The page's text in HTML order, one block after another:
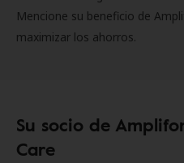
Mencione su beneficio de
maximizar los ahorros.
Su socio de
Care